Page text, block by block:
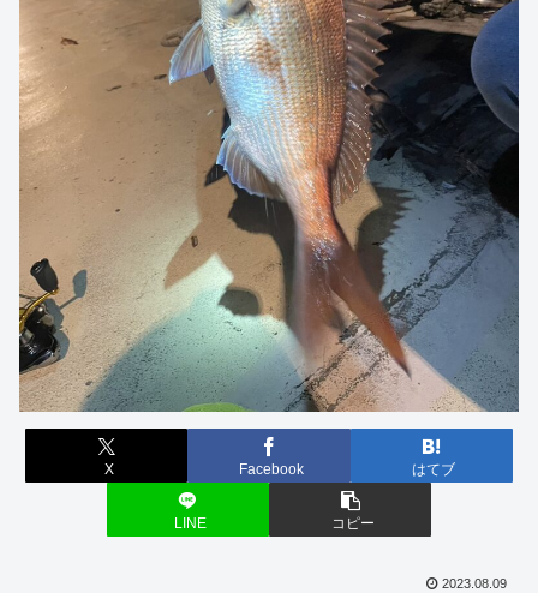
X Facebook はてブ
LINE コピー
2023.08.09